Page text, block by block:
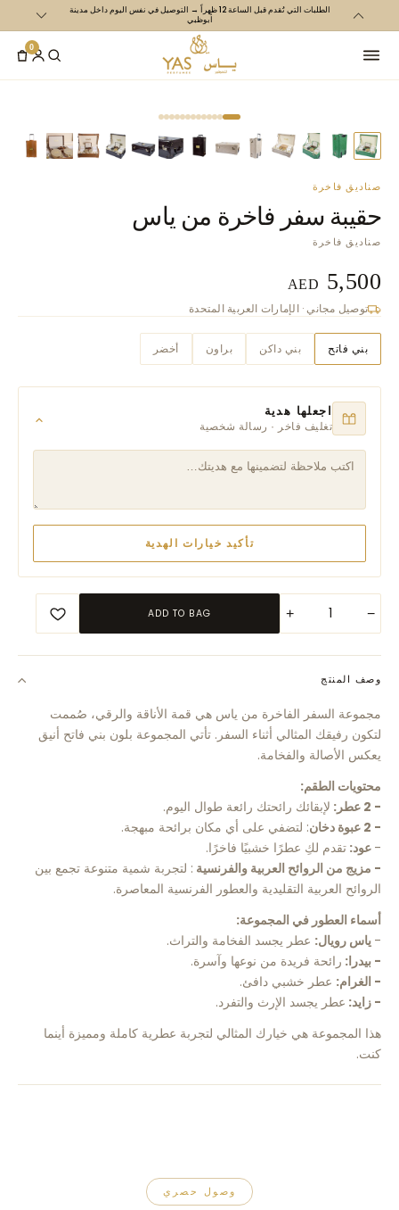
تخطي الى
الطلبات التي تُقدم قبل الساعة 12 ظهراً → التوصيل في نفس اليوم داخل مدينة
أبوظبي
0
صناديق فاخرة
حقيبة سفر فاخرة من ياس
صناديق فاخرة
AED 5,500
توصيل مجاني · الإمارات العربية المتحدة
بني فاتح بني داكن براون أخضر
اجعلها هدية
تغليف فاخر · رسالة شخصية
تأكيد خيارات الهدية
−
+
ADD TO BAG
وصف المنتج
مجموعة السفر الفاخرة من ياس هي قمة الأناقة والرقي، صُممت
لتكون رفيقك المثالي أثناء السفر. تأتي المجموعة بلون بني فاتح أنيق
يعكس الأصالة والفخامة.
محتويات الطقم:
- 2 عطر:
لإبقائك رائحتك رائعة طوال اليوم.
- 2 عبوة دخان
: لتضفي على أي مكان برائحة مبهجة.
- عود: تقدم لكِ عطرًا خشبيًا فاخرًا.
- مزيج من الروائح العربية والفرنسية : لتجربة شمية متنوعة تجمع بين
الروائح العربية التقليدية والعطور الفرنسية المعاصرة.
أسماء العطور في المجموعة:
- ياس رويال: عطر يجسد الفخامة والتراث.
- بيدرا: رائحة فريدة من نوعها وآسرة.
- الغرام: عطر خشبي دافئ.
- زايد: عطر يجسد الإرث والتفرد.
هذا المجموعة هي خيارك المثالي لتجربة عطرية كاملة ومميزة أينما
كنت.
وصول حصري